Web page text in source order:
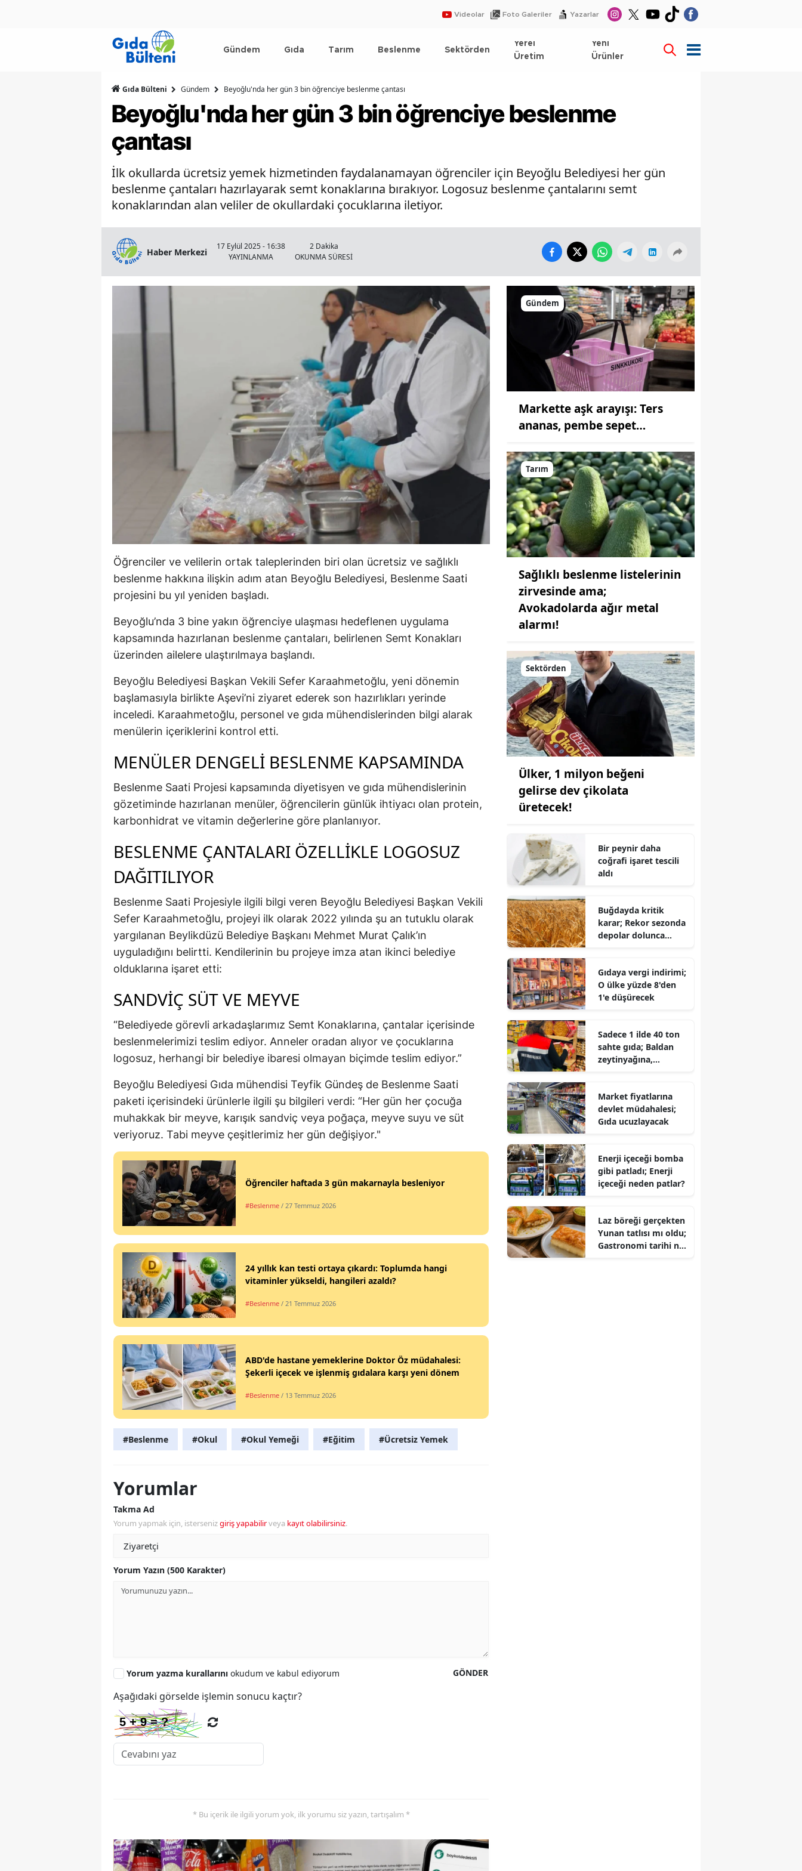
Videolar Foto Galeriler Yazarlar
Gündem Gıda Tarım Beslenme Sektörden
Yerel
Üretim
Yeni
Ürünler
Gıda Bülteni Gündem Beyoğlu'nda her gün 3 bin öğrenciye beslenme çantası
Beyoğlu'nda her gün 3 bin öğrenciye beslenme
çantası
İlk okullarda ücretsiz yemek hizmetinden faydalanamayan öğrenciler için Beyoğlu Belediyesi her gün
beslenme çantaları hazırlayarak semt konaklarına bırakıyor. Logosuz beslenme çantalarını semt
konaklarından alan veliler de okullardaki çocuklarına iletiyor.
Haber Merkezi
17 Eylül 2025 - 16:38
YAYINLANMA
2 Dakika
OKUNMA SÜRESİ
Öğrenciler ve velilerin ortak taleplerinden biri olan ücretsiz ve sağlıklı
beslenme hakkına ilişkin adım atan Beyoğlu Belediyesi, Beslenme Saati
projesini bu yıl yeniden başladı.
Beyoğlu’nda 3 bine yakın öğrenciye ulaşması hedeflenen uygulama
kapsamında hazırlanan beslenme çantaları, belirlenen Semt Konakları
üzerinden ailelere ulaştırılmaya başlandı.
Beyoğlu Belediyesi Başkan Vekili Sefer Karaahmetoğlu, yeni dönemin
başlamasıyla birlikte Aşevi’ni ziyaret ederek son hazırlıkları yerinde
inceledi. Karaahmetoğlu, personel ve gıda mühendislerinden bilgi alarak
menülerin içeriklerini kontrol etti.
MENÜLER DENGELI BESLENME KAPSAMINDA
Beslenme Saati Projesi kapsamında diyetisyen ve gıda mühendislerinin
gözetiminde hazırlanan menüler, öğrencilerin günlük ihtiyacı olan protein,
karbonhidrat ve vitamin değerlerine göre planlanıyor.
BESLENME ÇANTALARI ÖZELLIKLE LOGOSUZ
DAĞITILIYOR
Beslenme Saati Projesiyle ilgili bilgi veren Beyoğlu Belediyesi Başkan Vekili
Sefer Karaahmetoğlu, projeyi ilk olarak 2022 yılında şu an tutuklu olarak
yargılanan Beylikdüzü Belediye Başkanı Mehmet Murat Çalık’ın
uyguladığını belirtti. Kendilerinin bu projeye imza atan ikinci belediye
olduklarına işaret etti:
SANDVİÇ SÜT VE MEYVE
“Belediyede görevli arkadaşlarımız Semt Konaklarına, çantalar içerisinde
beslenmelerimizi teslim ediyor. Anneler oradan alıyor ve çocuklarına
logosuz, herhangi bir belediye ibaresi olmayan biçimde teslim ediyor.”
Beyoğlu Belediyesi Gıda mühendisi Teyfik Gündeş de Beslenme Saati
paketi içerisindeki ürünlerle ilgili şu bilgileri verdi: “Her gün her çocuğa
muhakkak bir meyve, karışık sandviç veya poğaça, meyve suyu ve süt
veriyoruz. Tabi meyve çeşitlerimiz her gün değişiyor."
Öğrenciler haftada 3 gün makarnayla besleniyor
#Beslenme / 27 Temmuz 2026
24 yıllık kan testi ortaya çıkardı: Toplumda hangi
vitaminler yükseldi, hangileri azaldı?
#Beslenme / 21 Temmuz 2026
ABD'de hastane yemeklerine Doktor Öz müdahalesi:
Şekerli içecek ve işlenmiş gıdalara karşı yeni dönem
#Beslenme / 13 Temmuz 2026
#Beslenme #Okul #Okul Yemeği #Eğitim #Ücretsiz Yemek
Yorumlar
Takma Ad
Yorum yapmak için, istersenizgiriş yapabilirveya kayıt olabilirsiniz.
Yorum Yazın (500 Karakter)
GÖNDER
Yorum yazma kurallarını okudum ve kabul ediyorum
Aşağıdaki görselde işlemin sonucu kaçtır?
* Bu içerik ile ilgili yorum yok, ilk yorumu siz yazın, tartışalım *
Gündem
Markette aşk arayışı: Ters
ananas, pembe sepet…
Tarım
Sağlıklı beslenme listelerinin
zirvesinde ama;
Avokadolarda ağır metal
alarmı!
Sektörden
Ülker, 1 milyon beğeni
gelirse dev çikolata
üretecek!
Bir peynir daha
coğrafi işaret tescili
aldı
Buğdayda kritik
karar; Rekor sezonda
depolar dolunca
Gıdaya vergi indirimi;
O ülke yüzde 8'den
1'e düşürecek
Sadece 1 ilde 40 ton
sahte gıda; Baldan
zeytinyağına,
Market fiyatlarına
devlet müdahalesi;
Gıda ucuzlayacak
Enerji içeceği bomba
gibi patladı; Enerji
içeceği neden patlar?
Laz böreği gerçekten
Yunan tatlısı mı oldu;
Gastronomi tarihi ne